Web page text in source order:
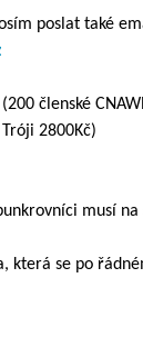
poslat také
(200 členské
2800Kč)
musí
která se po